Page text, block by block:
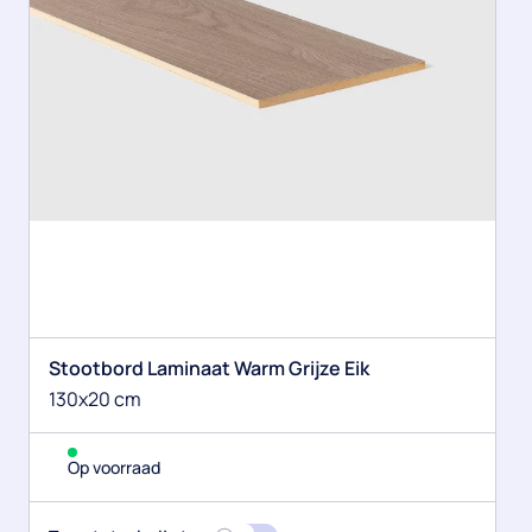
Stootbord Laminaat Warm Grijze Eik
130x20 cm
Op voorraad